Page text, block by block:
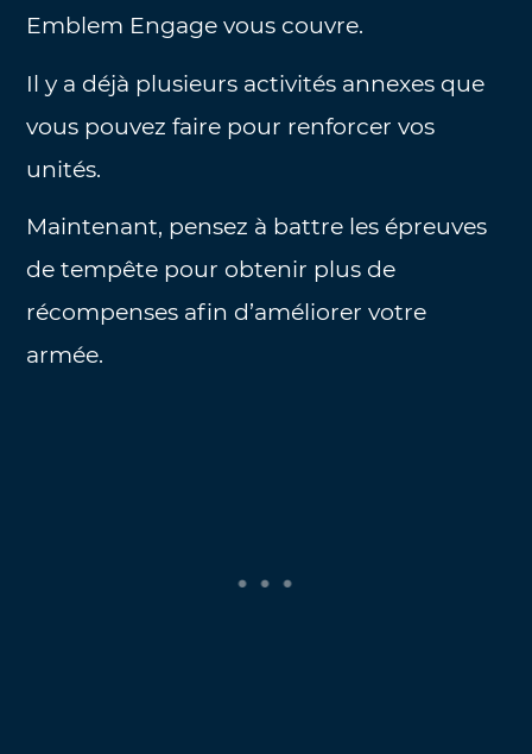
Emblem Engage vous couvre.
Il y a déjà plusieurs activités annexes que
vous pouvez faire pour renforcer vos
unités.
Maintenant, pensez à battre les épreuves
de tempête pour obtenir plus de
récompenses afin d’améliorer votre
armée.